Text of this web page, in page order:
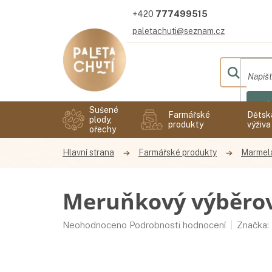
777499515
paletachuti@seznam.cz
Sušené
plody,
ořechy
Farmářské
produkty
výživa
Farmářské produkty
Meruňkový
Průměrné
Neohodnoceno Podrobnosti hodnocení Značka: